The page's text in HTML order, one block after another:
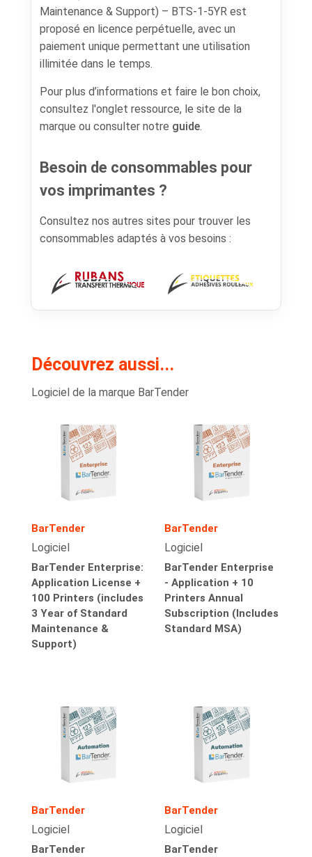
Maintenance & Support) – BTS-1-5YR est
proposé en licence perpétuelle, avec un
paiement unique permettant une utilisation
illimitée dans le temps.
Pour plus d’informations et faire le bon choix,
consultez l'onglet ressource, le site de la
marque ou consulter notre guide.
Besoin de consommables pour
vos imprimantes ?
Consultez nos autres sites pour trouver les
consommables adaptés à vos besoins :
Découvrez aussi...
Logiciel de la marque BarTender
BarTender
Logiciel
BarTender Enterprise:
Application License +
100 Printers (includes
3 Year of Standard
Maintenance &
Support)
BarTender
Logiciel
BarTender Enterprise
- Application + 10
Printers Annual
Subscription (Includes
Standard MSA)
BarTender
Logiciel
BarTender
BarTender
Logiciel
BarTender